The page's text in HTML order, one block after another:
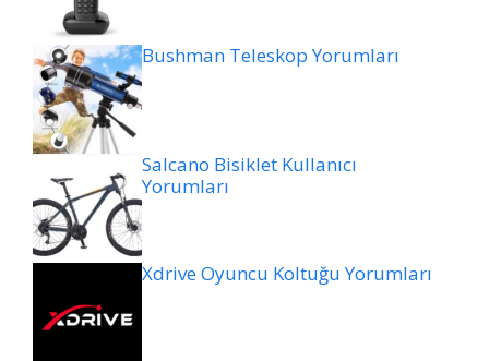
Bushman Teleskop Yorumları
Salcano Bisiklet Kullanıcı
Yorumları
Xdrive Oyuncu Koltuğu Yorumları